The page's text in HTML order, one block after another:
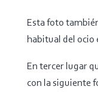
Esta foto
habitual del ocio
En tercer lugar
con la siguiente